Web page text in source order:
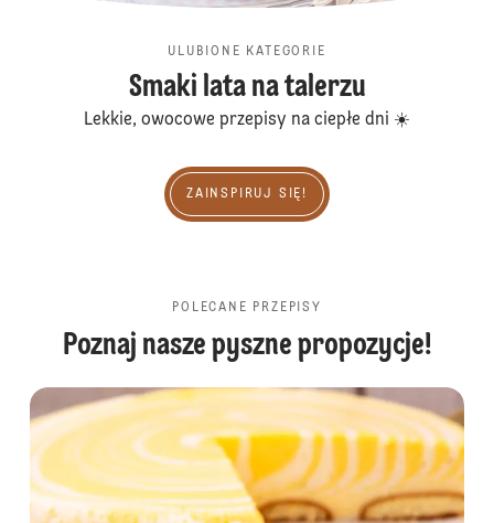
ULUBIONE KATEGORIE
Smaki lata na talerzu
Lekkie, owocowe przepisy na ciepłe dni ☀️
ZAINSPIRUJ SIĘ!
POLECANE PRZEPISY
Poznaj nasze pyszne propozycje!